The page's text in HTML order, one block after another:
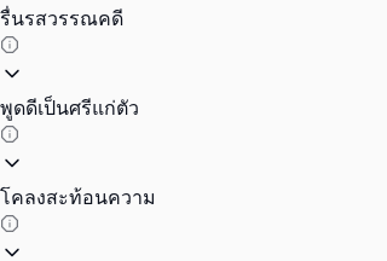
รื่นรสวรรณคดี
พูดดีเป็นศรีแก่ตัว
โคลงสะท้อนความ